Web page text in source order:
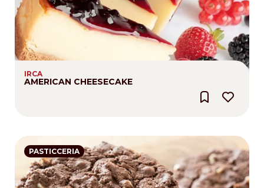
IRCA
AMERICAN CHEESECAKE
PASTICCERIA